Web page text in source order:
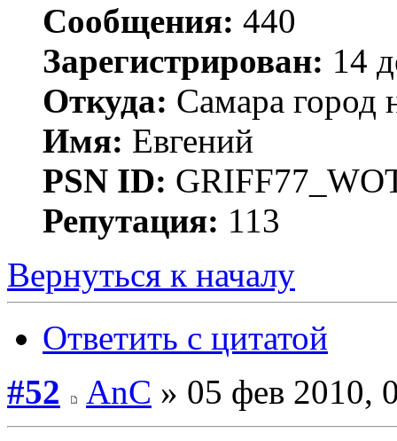
Сообщения: 440
Зарегистрирован: 14
Откуда: Самара город
Имя: Евгений
PSN ID:
Репутация: 113
Вернуться к началу
Ответить с цитатой
#52
AnC » 05 фев 2010,